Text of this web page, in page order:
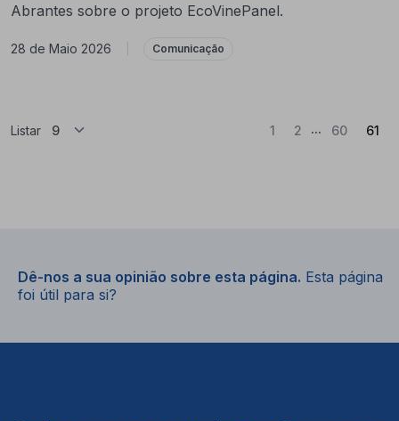
Abrantes sobre o projeto EcoVinePanel.
28 de Maio 2026 Comunicação
Listar 1 2 ... 60 61
Dê-nos a sua opinião sobre esta página. Esta página
foi útil para si?